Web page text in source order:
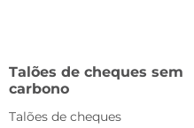
Talões de cheques sem
carbono
Talões de cheques